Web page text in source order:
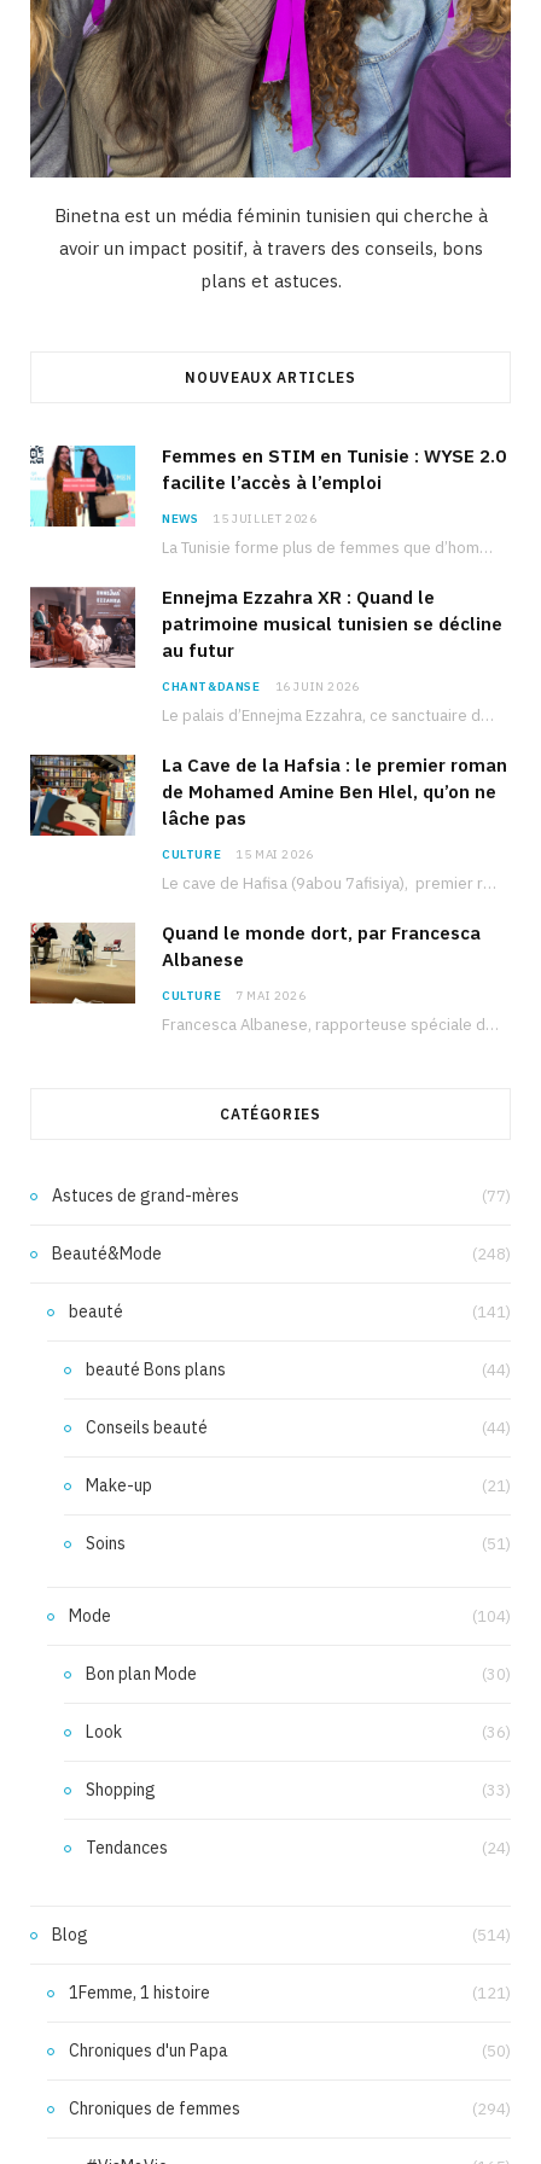
Binetna est un média féminin tunisien qui cherche à
avoir un impact positif, à travers des conseils, bons
plans et astuces.
NOUVEAUX ARTICLES
Femmes en STIM en Tunisie : WYSE 2.0
facilite l’accès à l’emploi
NEWS 15 JUILLET 2026
La Tunisie forme plus de femmes que d’hommes dans les filières scientifiques. Pourtant, pour beaucoup…
Ennejma Ezzahra XR : Quand le
patrimoine musical tunisien se décline
au futur
CHANT&DANSE 16 JUIN 2026
Le palais d’Ennejma Ezzahra, ce sanctuaire de la musique tunisienne et méditerranéenne construit par le…
La Cave de la Hafsia : le premier roman
de Mohamed Amine Ben Hlel, qu’on ne
lâche pas
CULTURE 15 MAI 2026
Le cave de Hafisa (9abou 7afisiya), premier roman du journaliste tunisien Mohamed Amine Ben Hlel,…
Quand le monde dort, par Francesca
Albanese
CULTURE 7 MAI 2026
Francesca Albanese, rapporteuse spéciale de l’ONU sur les territoires palestiniens occupés, était à Tunis pour…
CATÉGORIES
Astuces de grand-mères (77)
Beauté&Mode (248)
beauté (141)
beauté Bons plans (44)
Conseils beauté (44)
Make-up (21)
Soins (51)
Mode (104)
Bon plan Mode (30)
Look (36)
Shopping (33)
Tendances (24)
Blog (514)
1Femme, 1 histoire (121)
Chroniques d'un Papa (50)
Chroniques de femmes (294)